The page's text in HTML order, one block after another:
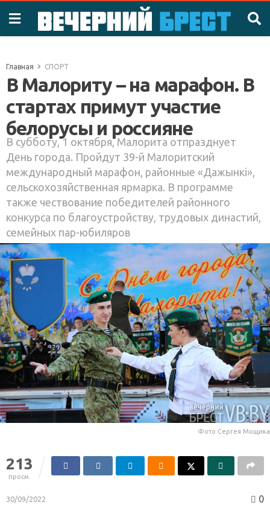
Главная СПОРТ
В Малориту – на марафон. В
стартах примут участие
белорусы и россияне
В субботу, 1 октября, Малорита отпразднует
День города. Пройдут 39-й Малоритский
международный марафон, районные «Дажынкі»,
сельскохозяйственная ярмарка. В программе
также чествование победителей районного
конкурса по благоустройству, трудовых династий,
семейных пар-юбиляров
Фото Сергея Мощика
213
просм.
30/09/2022 0